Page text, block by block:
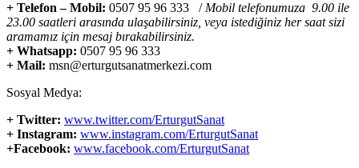
+ Telefon – Mobil: 0507 95 96 333 / Mobil telefonumuza 9.00 ile
23.00 saatleri arasında ulaşabilirsiniz, veya istediğiniz her saat sizi
aramamız için mesaj bırakabilirsiniz.
+ Whatsapp: 0507 95 96 333
+ Mail: msn@erturgutsanatmerkezi.com
Sosyal Medya:
+ Twitter: www.twitter.com/ErturgutSanat
+ Instagram: www.instagram.com/ErturgutSanat
+Facebook: www.facebook.com/ErturgutSanat